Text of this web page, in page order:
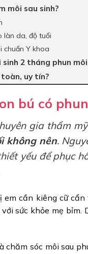
môi sau sinh?
làn da, độ tuổi
chuẩn Y khoa
sinh 2 tháng phun
toàn, uy tín?
bú có
gia thẩm
không nên.
yếu để phục
em cần kiêng cữ
sức khỏe mẹ
chăm sóc môi sau